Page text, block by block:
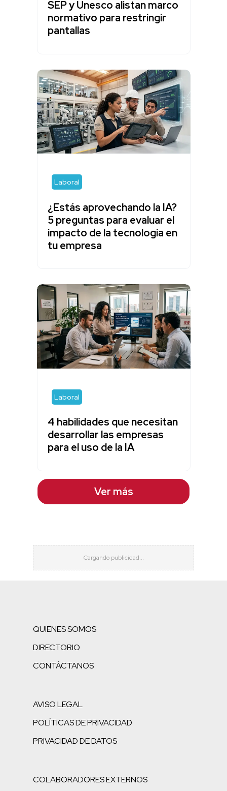
SEP y Unesco alistan marco
normativo para restringir
pantallas
Laboral
¿Estás aprovechando la IA?
5 preguntas para evaluar el
impacto de la tecnología en
tu empresa
Laboral
4 habilidades que necesitan
desarrollar las empresas
para el uso de la IA
Ver más
QUIENES SOMOS
DIRECTORIO
CONTÁCTANOS
AVISO LEGAL
POLÍTICAS DE PRIVACIDAD
PRIVACIDAD DE DATOS
COLABORADORES EXTERNOS